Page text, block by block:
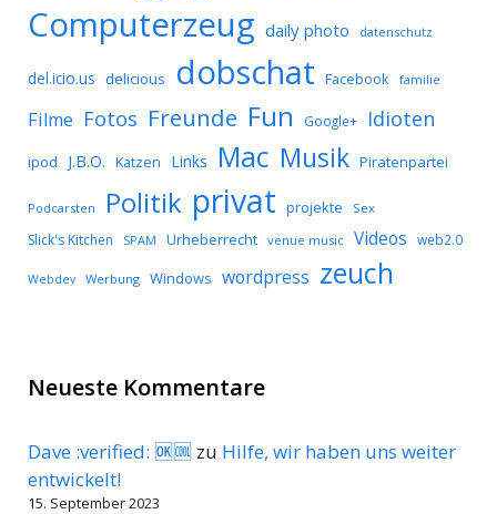
Computerzeug daily photo datenschutz
del.icio.us delicious dobschat Facebook familie
Filme Fotos Freunde Fun Google+ Idioten
ipod J.B.O. Katzen Links Mac Musik Piratenpartei
Podcarsten Politik privat projekte Sex
Slick's Kitchen SPAM Urheberrecht venue music Videos web2.0
Webdev Werbung Windows wordpress zeuch
Neueste Kommentare
Dave :verified: 🆗🆒 zu Hilfe, wir haben uns weiter
entwickelt!
15. September 2023